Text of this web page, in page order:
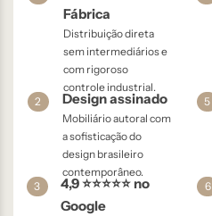
Fábrica
Distribuição direta
sem intermediários e
com rigoroso
controle industrial.
2 Design assinado
Mobiliário autoral com
a sofisticação do
design brasileiro
contemporâneo.
5
3
4,9 ⭐⭐⭐⭐⭐ no
Google
6